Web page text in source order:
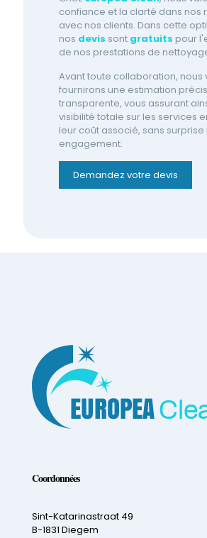
confiance et la clarté dans nos
avec nos clients. Dans cette
nos devis sont gratuits pour
de nos prestations de
Avant toute collaboration, nous
fournirons une estimation
transparente, vous assurant
visibilité totale sur les services
leur coût associé, sans surprise
engagement.
Demandez votre devis
Coordonnées
Sint-Katarinastraat 49
B-1831 Diegem